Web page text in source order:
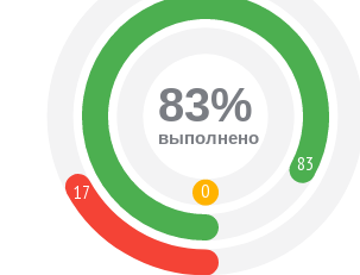
17
83
0
83%
выполнено